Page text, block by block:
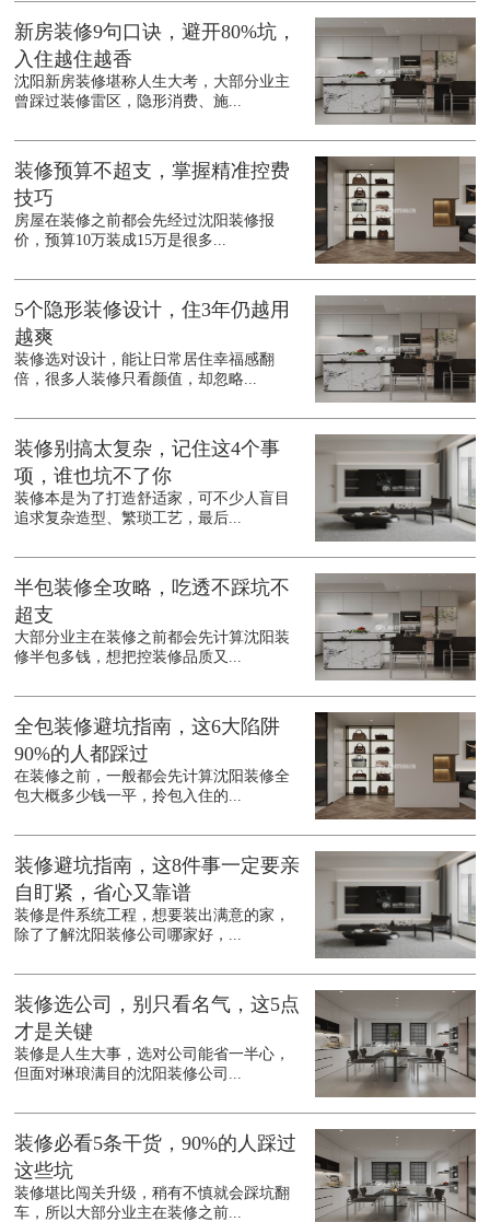
新房装修9句口诀，避开80%坑，
入住越住越香
沈阳新房装修堪称人生大考，大部分业主
曾踩过装修雷区，隐形消费、施...
装修预算不超支，掌握精准控费
技巧
房屋在装修之前都会先经过沈阳装修报
价，预算10万装成15万是很多...
5个隐形装修设计，住3年仍越用
越爽
装修选对设计，能让日常居住幸福感翻
倍，很多人装修只看颜值，却忽略...
装修别搞太复杂，记住这4个事
项，谁也坑不了你
装修本是为了打造舒适家，可不少人盲目
追求复杂造型、繁琐工艺，最后...
半包装修全攻略，吃透不踩坑不
超支
大部分业主在装修之前都会先计算沈阳装
修半包多钱，想把控装修品质又...
全包装修避坑指南，这6大陷阱
90%的人都踩过
在装修之前，一般都会先计算沈阳装修全
包大概多少钱一平，拎包入住的...
装修避坑指南，这8件事一定要亲
自盯紧，省心又靠谱
装修是件系统工程，想要装出满意的家，
除了了解沈阳装修公司哪家好，...
装修选公司，别只看名气，这5点
才是关键
装修是人生大事，选对公司能省一半心，
但面对琳琅满目的沈阳装修公司...
装修必看5条干货，90%的人踩过
这些坑
装修堪比闯关升级，稍有不慎就会踩坑翻
车，所以大部分业主在装修之前...